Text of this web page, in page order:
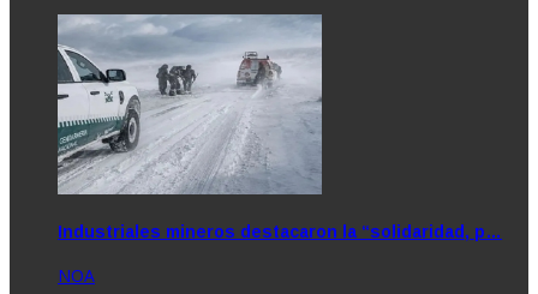
Industriales mineros destacaron la “solidaridad, p…
NOA